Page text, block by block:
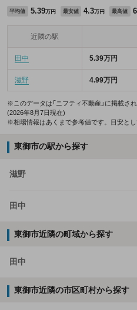
平均値 5.39万円 最安値 4.3万円 最高値
近隣の駅
田中 5.39万円
滋野 4.99万円
※このデータは「ニフティ不動産」に掲載さ
(2026年8月7日現在)
※相場情報はあくまで参考値です。目安とし
東御市の駅から探す
滋野
田中
東御市近隣の町域から探す
田中
東御市近隣の市区町村から探す